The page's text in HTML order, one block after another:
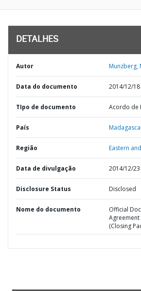
DETALHES
Autor Munzberg,
Data do documento 2014/12/18
TIpo de documento Acordo de
País
Região Eastern
Data de divulgação 2014/12/23
Disclosure Status Disclosed
Nome do documento
Official
Agreement
(Closing